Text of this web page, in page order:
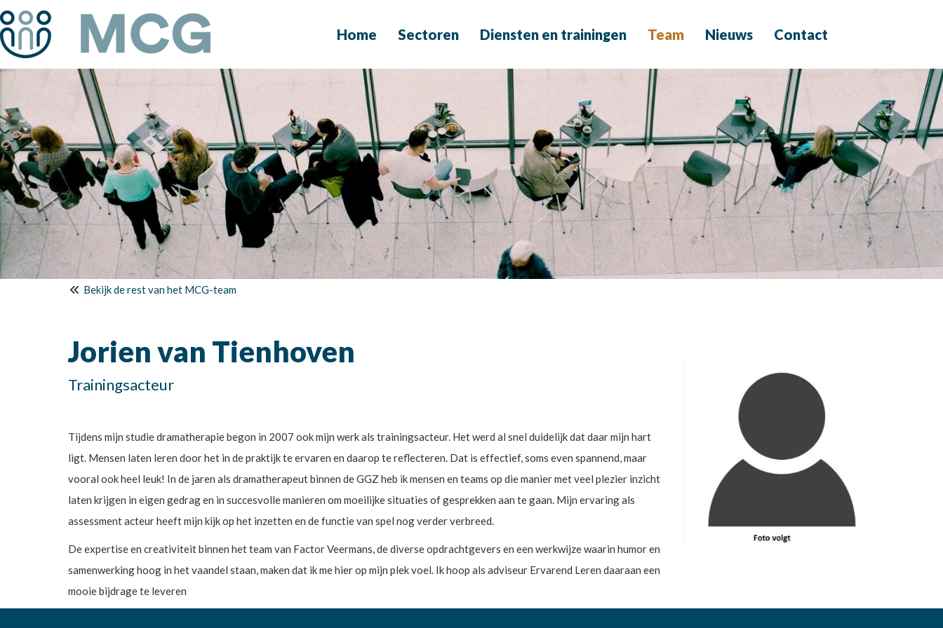
Home Sectoren Diensten en trainingen Team Nieuws Contact
Bekijk de rest van het MCG-team
Jorien van Tienhoven
Trainingsacteur
Tijdens mijn studie dramatherapie begon in 2007 ook mijn werk als trainingsacteur. Het werd al snel duidelijk dat daar mijn hart
ligt. Mensen laten leren door het in de praktijk te ervaren en daarop te reflecteren. Dat is effectief, soms even spannend, maar
vooral ook heel leuk! In de jaren als dramatherapeut binnen de GGZ heb ik mensen en teams op die manier met veel plezier inzicht
laten krijgen in eigen gedrag en in succesvolle manieren om moeilijke situaties of gesprekken aan te gaan. Mijn ervaring als
assessment acteur heeft mijn kijk op het inzetten en de functie van spel nog verder verbreed.
De expertise en creativiteit binnen het team van Factor Veermans, de diverse opdrachtgevers en een werkwijze waarin humor en
samenwerking hoog in het vaandel staan, maken dat ik me hier op mijn plek voel. Ik hoop als adviseur Ervarend Leren daaraan een
mooie bijdrage te leveren